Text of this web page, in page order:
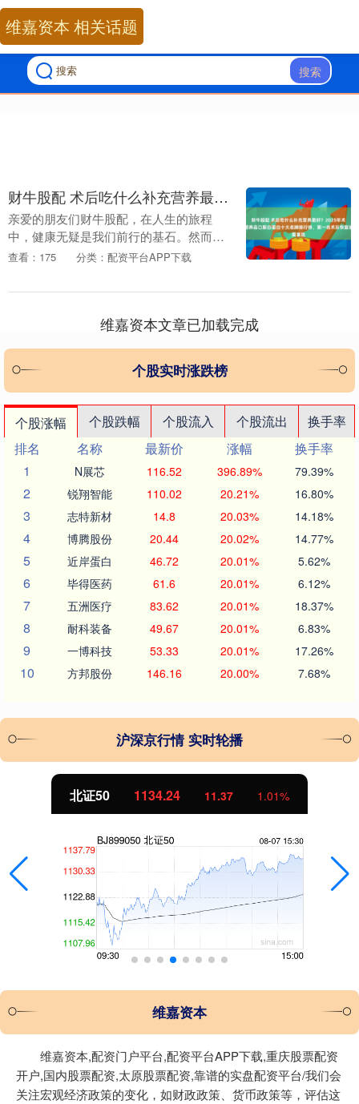
搜索
维嘉资本 相关话题
财牛股配 术后吃什么补充营养最好？2025年术后营养品口服白蛋白十大名牌排行榜，第一名术后恢复首选
亲爱的朋友们财牛股配，在人生的旅程
中，健康无疑是我们前行的基石。然而，
随着岁月的流转，身体难免会遭遇各种挑
如同经历了一场暴风....
查看：175 分类：配资平台APP下载
维嘉资本文章已加载完成
个股实时涨跌榜
个股涨幅 个股跌幅 个股流入 个股流出
换手率
排名
名称 最新价 涨幅
换手率
1
N展芯 116.52 396.89% 79.39%
2 锐翔智能 110.02 20.21% 16.80%
3 志特新材 14.8 20.03% 14.18%
4 博腾股份 20.44 20.02% 14.77%
5 近岸蛋白 46.72 20.01% 5.62%
6 毕得医药 61.6 20.01% 6.12%
7 五洲医疗 83.62 20.01% 18.37%
8 耐科装备 49.67 20.01% 6.83%
9 一博科技 53.33 20.01% 17.26%
10 方邦股份 146.16 20.00% 7.68%
沪深京行情 实时轮播
北证50 1134.24 11.37 1.01%
维嘉资本
维嘉资本,配资门户平台,配资平台APP下载,重庆股票配资
开户,国内股票配资,太原股票配资,靠谱的实盘配资平台/我们会
关注宏观经济政策的变化，如财政政策、货币政策等，评估这